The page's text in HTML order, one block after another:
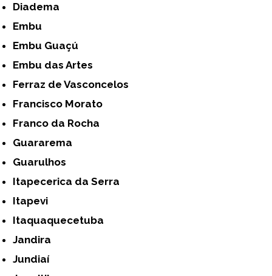
Diadema
Embu
Embu Guaçú
Embu das Artes
Ferraz de Vasconcelos
Francisco Morato
Franco da Rocha
Guararema
Guarulhos
Itapecerica da Serra
Itapevi
Itaquaquecetuba
Jandira
Jundiaí